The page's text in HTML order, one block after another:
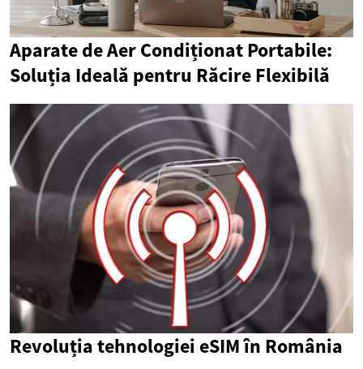
Aparate de Aer Condiționat Portabile:
Soluția Ideală pentru Răcire Flexibilă
Revoluția tehnologiei eSIM în România